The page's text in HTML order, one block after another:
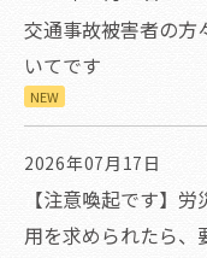
交通事故被害者の方
いてです
NEW
2026年07月17日
【注意喚起です】
用を求められたら、